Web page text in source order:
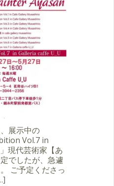
展示中の
Vol.7 in
現代芸術家【あ
でしたが、急遽
ご予定くださっ